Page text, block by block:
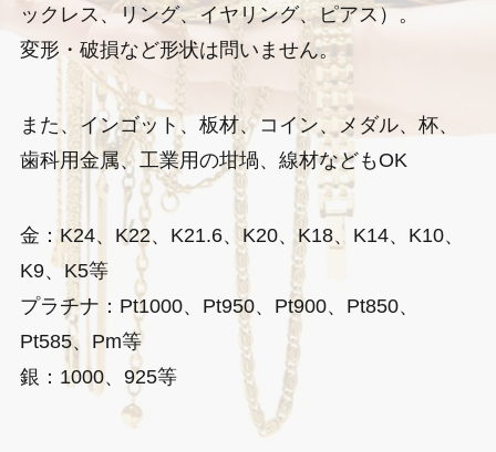
ックレス、リング、イヤリング、ピアス）。
変形・破損など形状は問いません。
また、インゴット、板材、コイン、メダル、杯、
歯科用金属、工業用の坩堝、線材などもOK
金：K24、K22、K21.6、K20、K18、K14、K10、
K9、K5等
プラチナ：Pt1000、Pt950、Pt900、Pt850、
Pt585、Pm等
銀：1000、925等